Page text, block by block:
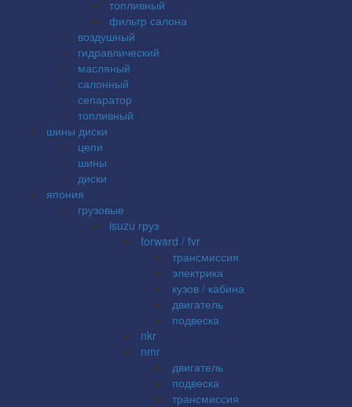
топливный
фильтр салона
воздушный
гидравлический
масляный
салонный
сепаратор
топливный
шины диски
цепи
шины
диски
япония
грузовые
isuzu груз
forward / fvr
трансмиссия
электрика
кузов / кабина
двигатель
подвеска
nkr
nmr
двигатель
подвеска
трансмиссия